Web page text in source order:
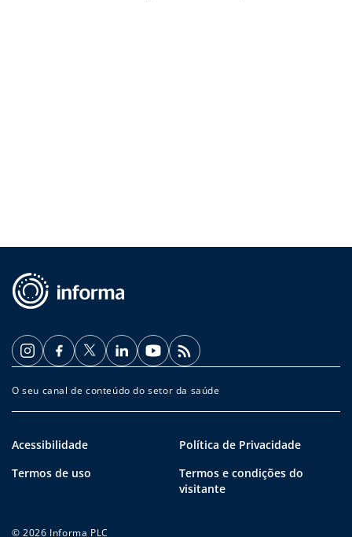
O seu canal de conteúdo do setor da saúde
Acessibilidade
Política de Privacidade
Termos de uso
Termos e condições do
visitante
© 2026 Informa PLC